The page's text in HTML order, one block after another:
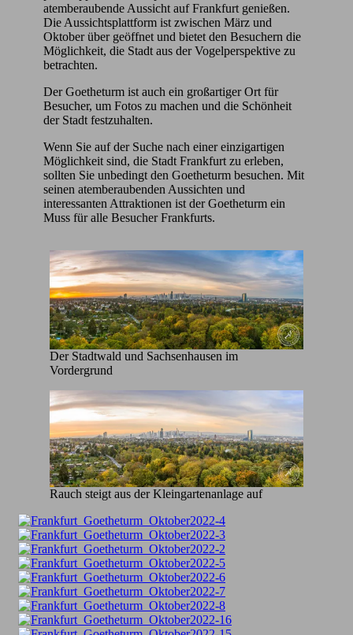
atemberaubende Aussicht auf Frankfurt genießen.
Die Aussichtsplattform ist zwischen März und
Oktober über geöffnet und bietet den Besuchern die
Möglichkeit, die Stadt aus der Vogelperspektive zu
betrachten.
Der Goetheturm ist auch ein großartiger Ort für
Besucher, um Fotos zu machen und die Schönheit
der Stadt festzuhalten.
Wenn Sie auf der Suche nach einer einzigartigen
Möglichkeit sind, die Stadt Frankfurt zu erleben,
sollten Sie unbedingt den Goetheturm besuchen. Mit
seinen atemberaubenden Aussichten und
interessanten Attraktionen ist der Goetheturm ein
Muss für alle Besucher Frankfurts.
Der Stadtwald und Sachsenhausen im
Vordergrund
Rauch steigt aus der Kleingartenanlage auf